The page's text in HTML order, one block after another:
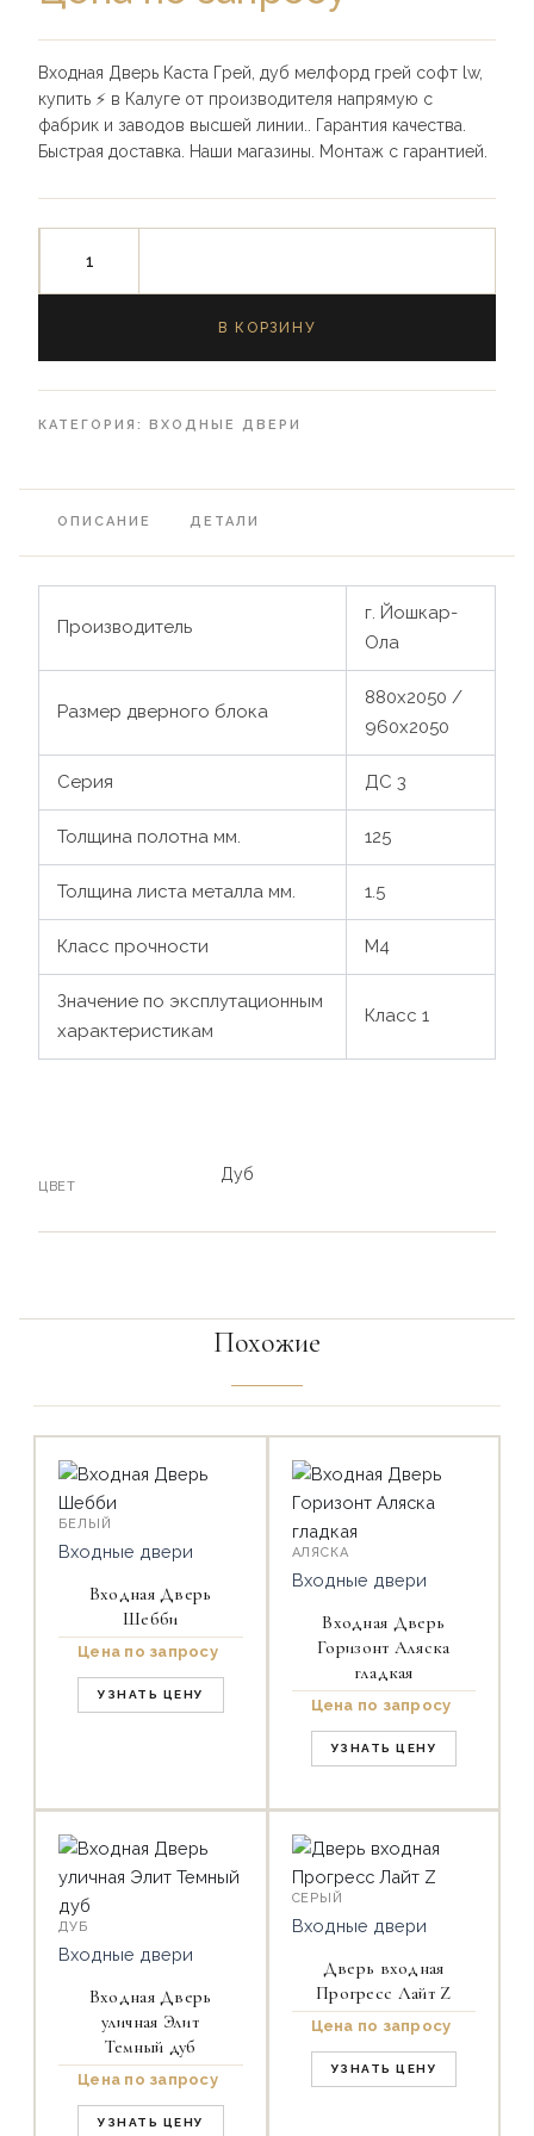
Входная Дверь Каста Грей, дуб мелфорд грей софт lw,
купить ⚡️ в Калуге от производителя напрямую с
фабрик и заводов высшей линии.. Гарантия качества.
Быстрая доставка. Наши магазины. Монтаж с гарантией.
В КОРЗИНУ
КАТЕГОРИЯ: ВХОДНЫЕ ДВЕРИ
ОПИСАНИЕ ДЕТАЛИ
Производитель
г. Йошкар-
Ола
Размер дверного блока
880х2050 /
960х2050
Серия ДС 3
Толщина полотна мм. 125
Толщина листа металла мм. 1.5
Класс прочности М4
Значение по эксплутационным
характеристикам
Класс 1
ЦВЕТ
Дуб
Похожие
БЕЛЫЙ
Входные двери
Входная Дверь
Шебби
Цена по запросу
УЗНАТЬ ЦЕНУ
АЛЯСКА
Входные двери
Входная Дверь
Горизонт Аляска
гладкая
Цена по запросу
УЗНАТЬ ЦЕНУ
ДУБ
Входные двери
Входная Дверь
уличная Элит
Темный дуб
Цена по запросу
УЗНАТЬ ЦЕНУ
СЕРЫЙ
Входные двери
Дверь входная
Прогресс Лайт Z
Цена по запросу
УЗНАТЬ ЦЕНУ